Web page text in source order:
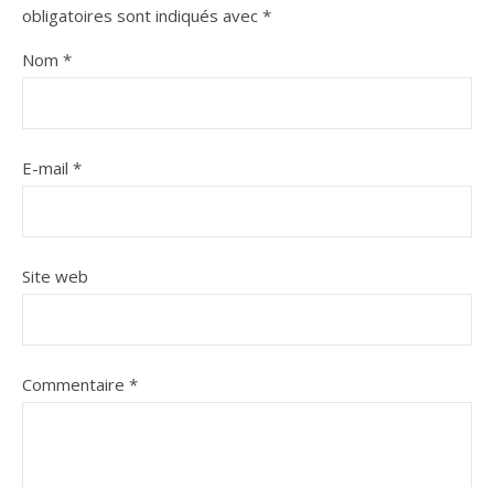
obligatoires sont indiqués avec *
Nom *
E-mail *
Site web
Commentaire *